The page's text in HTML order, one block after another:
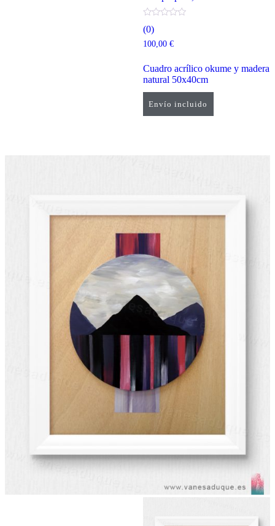
Envío incluido
(0)
100,00 €
Cuadro acrílico okume y madera
natural 50x40cm
Añadir al carrito